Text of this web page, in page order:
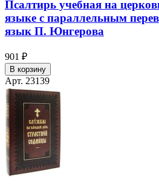
Псалтирь учебная на
языке с параллельным
язык П. Юнгерова
901 ₽
В корзину
Арт. 23139